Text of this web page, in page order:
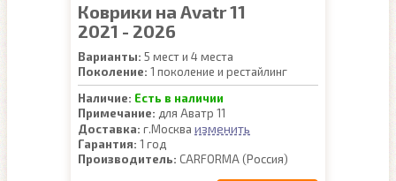
Коврики на Avatr 11
2021 - 2026
Варианты: 5 мест и 4 места
Поколение: 1 поколение и рестайлинг
Наличие: Есть в наличии
Примечание: для Аватр 11
Доставка: г.Москва изменить
Гарантия: 1 год
Производитель: CARFORMA (Россия)